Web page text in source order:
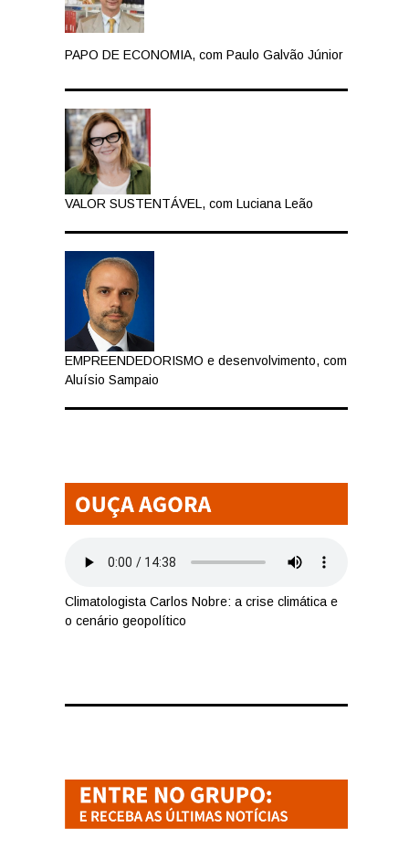
PAPO DE ECONOMIA, com Paulo Galvão Júnior
VALOR SUSTENTÁVEL, com Luciana Leão
EMPREENDEDORISMO e desenvolvimento, com
Aluísio Sampaio
Climatologista Carlos Nobre: a crise climática e
o cenário geopolítico